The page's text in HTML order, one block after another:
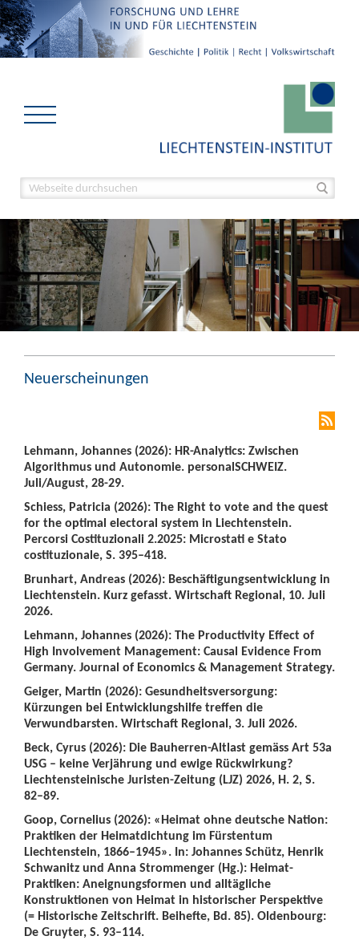
Neuerscheinungen
Lehmann, Johannes (2026): HR-Analytics: Zwischen
Algorithmus und Autonomie. personalSCHWEIZ.
Juli/August, 28-29.
Schiess, Patricia (2026): The Right to vote and the quest
for the optimal electoral system in Liechtenstein.
Percorsi Costituzionali 2.2025: Microstati e Stato
costituzionale, S. 395–418.
Brunhart, Andreas (2026): Beschäftigungsentwicklung in
Liechtenstein. Kurz gefasst. Wirtschaft Regional, 10. Juli
2026.
Lehmann, Johannes (2026): The Productivity Effect of
High Involvement Management: Causal Evidence From
Germany. Journal of Economics & Management Strategy.
Geiger, Martin (2026): Gesundheitsversorgung:
Kürzungen bei Entwicklungshilfe treffen die
Verwundbarsten. Wirtschaft Regional, 3. Juli 2026.
Beck, Cyrus (2026): Die Bauherren-Altlast gemäss Art 53a
USG – keine Verjährung und ewige Rückwirkung?
Liechtensteinische Juristen-Zeitung (LJZ) 2026, H. 2, S.
82–89.
Goop, Cornelius (2026): «Heimat ohne deutsche Nation:
Praktiken der Heimatdichtung im Fürstentum
Liechtenstein, 1866–1945». In: Johannes Schütz, Henrik
Schwanitz und Anna Strommenger (Hg.): Heimat-
Praktiken: Aneignungsformen und alltägliche
Konstruktionen von Heimat in historischer Perspektive
(= Historische Zeitschrift. Beihefte, Bd. 85). Oldenbourg:
De Gruyter, S. 93–114.